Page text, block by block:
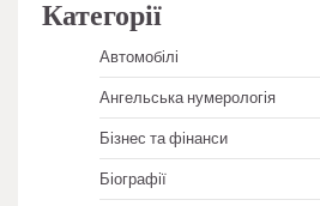
Категорії
Автомобілі
Ангельська нумерологія
Бізнес та фінанси
Біографії